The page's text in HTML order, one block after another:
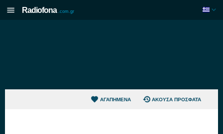
Radiofona .com.gr
ΑΓΑΠΗΜΈΝΑ ΆΚΟΥΣΑ ΠΡΌΣΦΑΤΑ